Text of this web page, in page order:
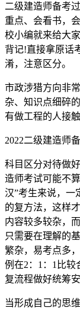
二级建造师备考
重点、会看书，
校小编就来给大
背记!直接拿原话
淆，注意区分。
市政涉猎方向非
杂、知识点细碎
有做工程的人接
2022二级建造师
科目区分对待做
造师考试可能不
汉”考生来说，一
的复方法，这样
内容较多较杂，
只需要在理解的
繁杂，易考点多
例在2：1：1比
复流程做好统筹
当形成自己的思